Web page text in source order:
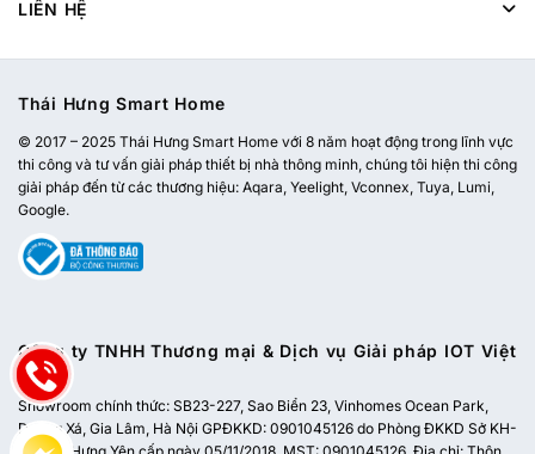
LIÊN HỆ
Thái Hưng Smart Home
© 2017 – 2025 Thái Hưng Smart Home với 8 năm hoạt động trong lĩnh vực
thi công và tư vấn giải pháp thiết bị nhà thông minh, chúng tôi hiện thi công
giải pháp đến từ các thương hiệu: Aqara, Yeelight, Vconnex, Tuya, Lumi,
Google.
Công ty TNHH Thương mại & Dịch vụ Giải pháp IOT Việt
Nam
Showroom chính thức: SB23-227, Sao Biển 23, Vinhomes Ocean Park,
Dương Xá, Gia Lâm, Hà Nội GPĐKKD: 0901045126 do Phòng ĐKKD Sở KH-